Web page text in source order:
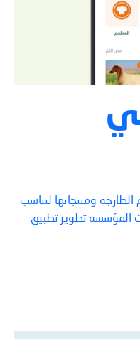
ومنتجاتها لتناسب
المؤسسة تطوير تطبيق